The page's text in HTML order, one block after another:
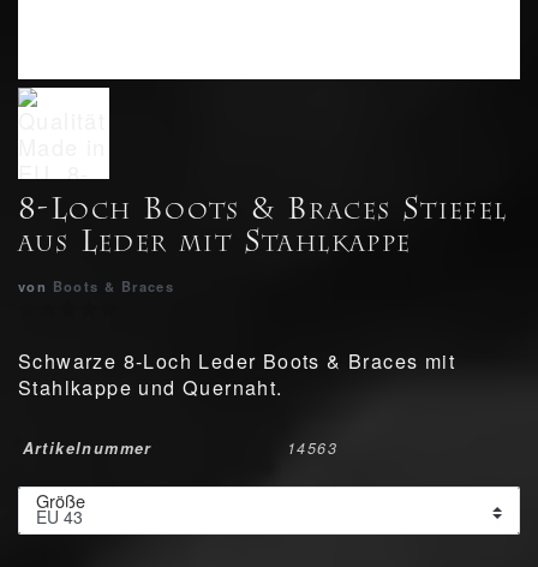
8-Loch Boots & Braces Stiefel
aus Leder mit Stahlkappe
von Boots & Braces
Schwarze 8-Loch Leder Boots & Braces mit
Stahlkappe und Quernaht.
Artikelnummer 14563
Größe